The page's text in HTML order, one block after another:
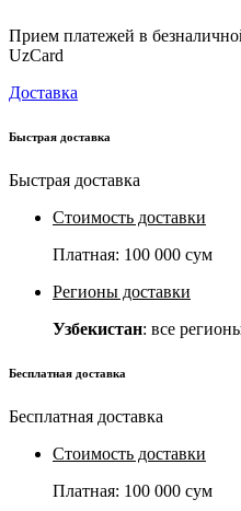
Прием платежей в
UzCard
Доставка
Быстрая доставка
Быстрая доставка
Стоимость доставки
Платная: 100 000 сум
Регионы доставки
Узбекистан: все
Бесплатная доставка
Бесплатная доставка
Стоимость доставки
Платная: 100 000 сум